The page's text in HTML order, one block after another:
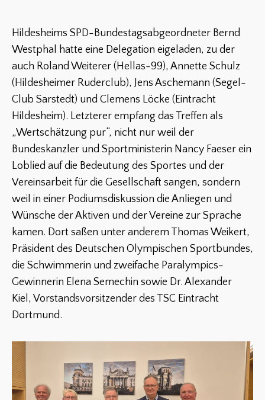
Hildesheims SPD-Bundestagsabgeordneter Bernd
Westphal hatte eine Delegation eigeladen, zu der
auch Roland Weiterer (Hellas-99), Annette Schulz
(Hildesheimer Ruderclub), Jens Aschemann (Segel-
Club Sarstedt) und Clemens Löcke (Eintracht
Hildesheim). Letzterer empfang das Treffen als
„Wertschätzung pur“, nicht nur weil der
Bundeskanzler und Sportministerin Nancy Faeser ein
Loblied auf die Bedeutung des Sportes und der
Vereinsarbeit für die Gesellschaft sangen, sondern
weil in einer Podiumsdiskussion die Anliegen und
Wünsche der Aktiven und der Vereine zur Sprache
kamen. Dort saßen unter anderem Thomas Weikert,
Präsident des Deutschen Olympischen Sportbundes,
die Schwimmerin und zweifache Paralympics-
Gewinnerin Elena Semechin sowie Dr. Alexander
Kiel, Vorstandsvorsitzender des TSC Eintracht
Dortmund.